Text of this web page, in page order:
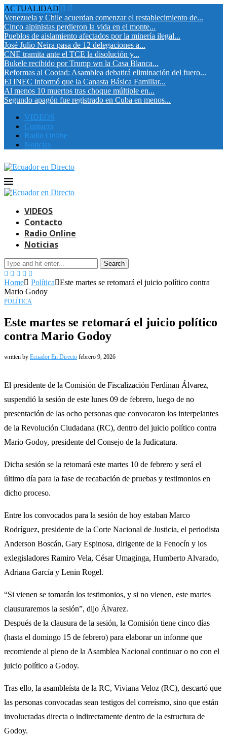
ACTUALIDAD
Venezuela y Chile acuerdan comenzar el restablecimiento de...
Cinco alpinistas perdieron la vida en el monte...
Pueblos de aislamiento afectados por la minería ilegal...
José Julio Neira pasa de 12 delegaciones a...
CNE tramita ante el TCE la disolución y...
Bukele recibido por Trump wn la Casa Blanca...
Reformas al Cootad: Asamblea debatirá eliminación del fuero...
El INEC informó que la Canasta Básica Familiar...
Al menos 10 muertos tras choque múltiple en...
Segundo apagón fue registrado en Cuba en menos...
VIDEOS
Contacto
Radio Online
Noticias
VIDEOS
Contacto
Radio Online
Noticias
Search
Home Política
Este martes se retomará el juicio político contra
Mario Godoy
POLÍTICA
Este martes se retomará el juicio político
contra Mario Godoy
written by Ecuador En Directo febrero 9, 2026
El presidente de la Comisión de Fiscalización Ferdinan Álvarez,
suspendió la sesión de este lunes 09 de febrero, luego de no
presentación de las ocho personas que convocaron los interpelantes
de la Revolución Ciudadana (RC), dentro del juicio político contra
Mario Godoy, presidente del Consejo de la Judicatura.
Dicha sesión se la retomará este martes 10 de febrero y será el
último día para la fase de recabación de pruebas y testimonios en
dicho proceso.
Entre los convocados para la sesión de hoy estaban Marco
Rodríguez, presidente de la Corte Nacional de Justicia, el periodista
Anderson Boscán, Gary Espinosa, dirigente de la Fenocín y los
exlegisladores Ramiro Vela, César Umaginga, Humberto Alvarado,
Adriana García y Lenin Rogel.
“Si vienen se tomarán los testimonios, y si no vienen, este martes
clausuraremos la sesión”, dijo Álvarez.
Después de la clausura de la sesión, la Comisión tiene cinco días
(hasta el domingo 15 de febrero) para elaborar un informe que
recomiende al pleno de la Asamblea Nacional continuar o no con el
juicio político a Godoy.
Tras ello, la asambleísta de la RC, Viviana Veloz (RC), descartó que
las personas convocadas sean testigos del correísmo, sino que están
involucradas directa o indirectamente dentro de la estructura de
Godoy.